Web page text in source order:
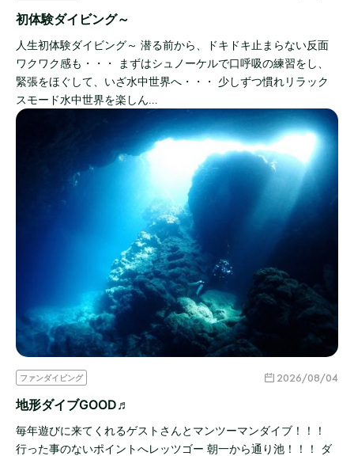
初体験ダイビング～
人生初体験ダイビング～ 潜る前から、ドキドキ止まらない反面
ワクワク感も・・・ まずはシュノーケルで口呼吸の練習をし、
緊張をほぐして、いざ水中世界へ・・・ 少しずつ慣れリラック
スモード水中世界を楽しん…
ファンダイビング 2026/08/04
地形ダイブGOOD♬
毎年遊びに来てくれるゲストさんとマンツーマンダイブ！！！
行った事のないポイントへレッツゴー 朝一から通り池！！！ ダ